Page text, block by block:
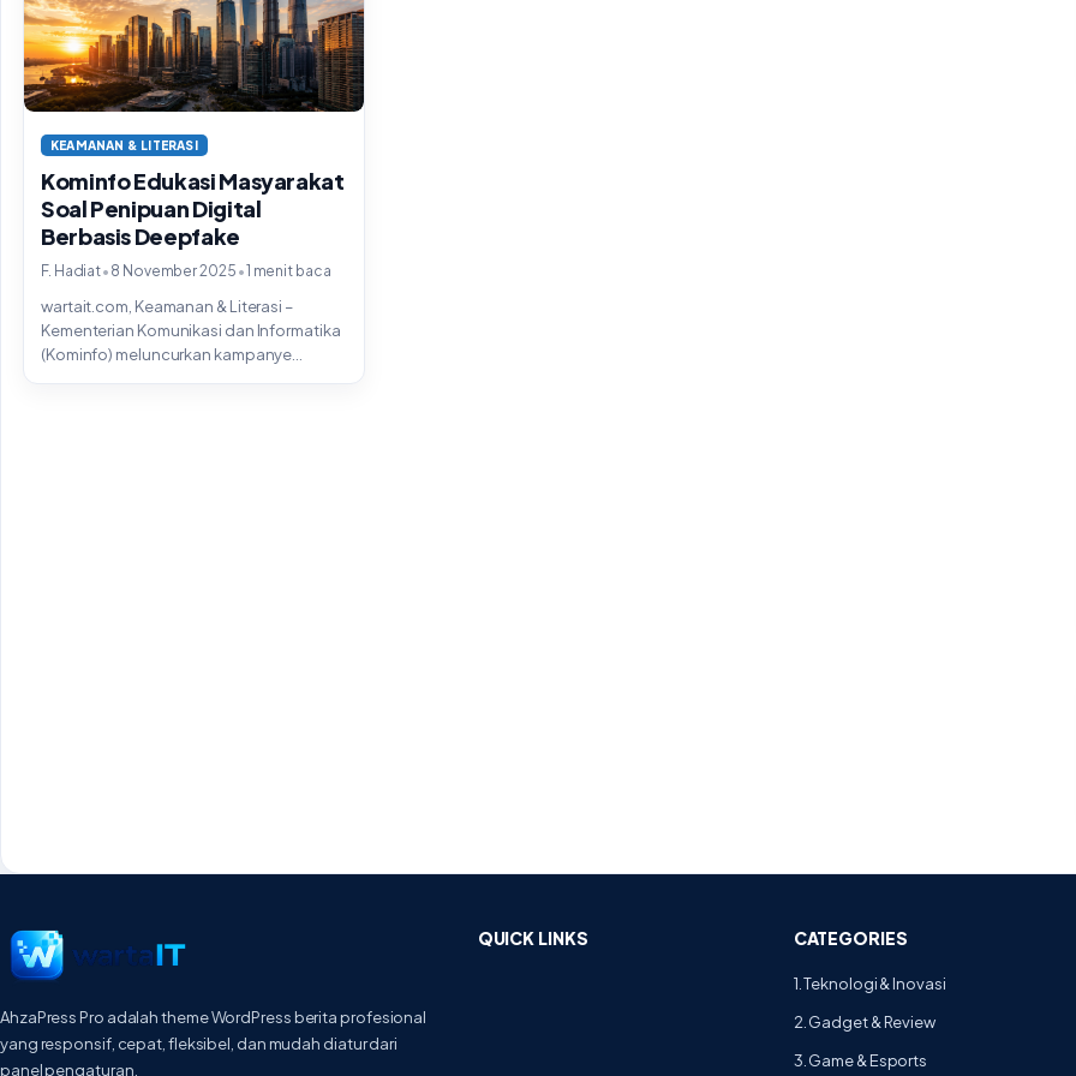
KEAMANAN & LITERASI
Kominfo Edukasi Masyarakat
Soal Penipuan Digital
Berbasis Deepfake
F. Hadiat• 8 November 2025 •1 menit baca
wartait.com, Keamanan & Literasi –
Kementerian Komunikasi dan Informatika
(Kominfo) meluncurkan kampanye
AhzaPress Pro adalah theme WordPress berita profesional
yang responsif, cepat, fleksibel, dan mudah diatur dari
panel pengaturan.
QUICK LINKS CATEGORIES
1. Teknologi & Inovasi
2. Gadget & Review
3. Game & Esports